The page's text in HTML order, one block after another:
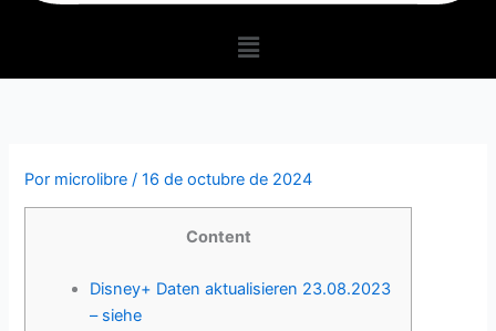
Menú
Por microlibre /16 de octubre de 2024
Content
Disney+ Daten aktualisieren 23.08.2023
– siehe